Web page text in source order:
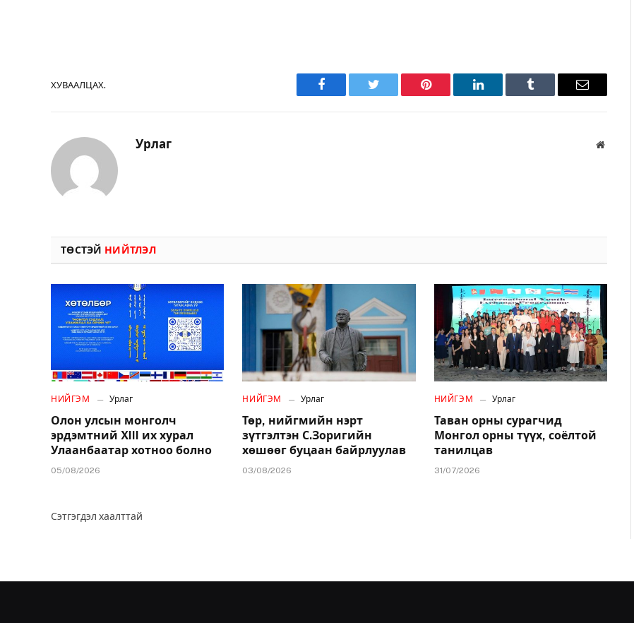
ХУВААЛЦАХ.
Facebook Twitter Pinterest LinkedIn Tumblr Имэйл
Урлаг Вэбсайт
ТӨСТЭЙ НИЙТЛЭЛ
НИЙГЭМ Урлаг
Олон улсын монголч
эрдэмтний XIII их хурал
Улаанбаатар хотноо болно
05/08/2026
НИЙГЭМ Урлаг
Төр, нийгмийн нэрт
зүтгэлтэн С.Зоригийн
хөшөөг буцаан байрлуулав
03/08/2026
НИЙГЭМ Урлаг
Таван орны сурагчид
Монгол орны түүх, соёлтой
танилцав
31/07/2026
Сэтгэгдэл хаалттай